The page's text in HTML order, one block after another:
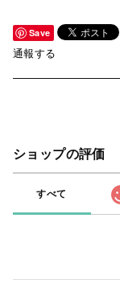
Save
通報する
ショップの評価
すべて